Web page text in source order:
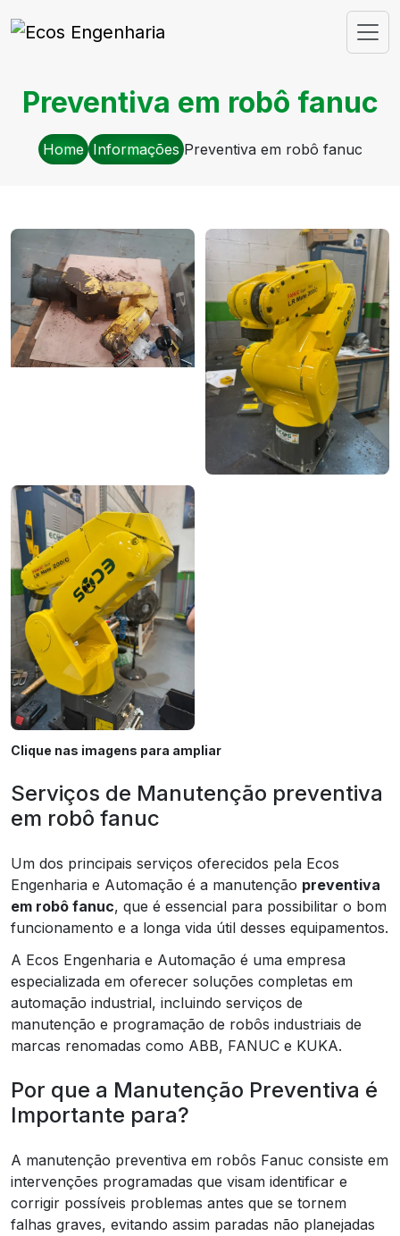
Preventiva em robô fanuc
Home Informações Preventiva em robô fanuc
Clique nas imagens para ampliar
Serviços de Manutenção preventiva
em robô fanuc
Um dos principais serviços oferecidos pela Ecos
Engenharia e Automação é a manutenção preventiva
em robô fanuc, que é essencial para possibilitar o bom
funcionamento e a longa vida útil desses equipamentos.
A Ecos Engenharia e Automação é uma empresa
especializada em oferecer soluções completas em
automação industrial, incluindo serviços de
manutenção e programação de robôs industriais de
marcas renomadas como ABB, FANUC e KUKA.
Por que a Manutenção Preventiva é
Importante para?
A manutenção preventiva em robôs Fanuc consiste em
intervenções programadas que visam identificar e
corrigir possíveis problemas antes que se tornem
falhas graves, evitando assim paradas não planejadas